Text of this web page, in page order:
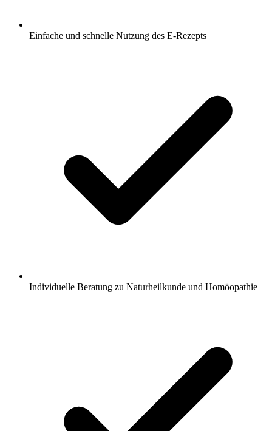
Einfache und schnelle Nutzung des E-Rezepts
Individuelle Beratung zu Naturheilkunde und Homöopathie